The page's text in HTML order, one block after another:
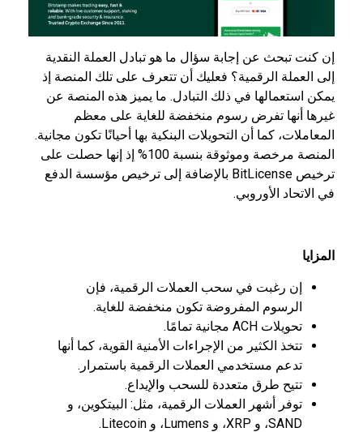
إن كنت تبحث عن إجابة سؤال ما هو تبادل العملة النقدية
إلى العملة الرقمية؟ فعليك أن تتعرف على تلك المنصة إذ
يمكن استعمالها في ذلك التبادل. ما يميز هذه المنصة عن
غيرها أنها تفرض رسوم منخفضة للغاية على معظم
المعاملات، كما أن التحويلات البنكية بها أحيانًا تكون مجانية.
المنصة مرخصة وموثوقة بنسبة 100% إذ إنها حصلت على
ترخيص BitLicense بالإضافة إلى ترخيص مؤسسة الدفع
في الاتحاد الأوروبي.
المزايا
إن رغبت في سحب العملات الرقمية، فإن
الرسوم المفروضة تكون منخفضة للغاية.
تحويلات ACH مجانية تمامًا.
تتخذ الكثير من الإجراءات الأمنية القوية، كما أنها
تدعم مستخدمي العملات الرقمية باستمرار.
تتيح طرق متعددة للسحب والإيداع.
توفر أشهر العملات الرقمية، مثل: البيتكوين، و
SAND، و XRP، و Lumens، و Litecoin.